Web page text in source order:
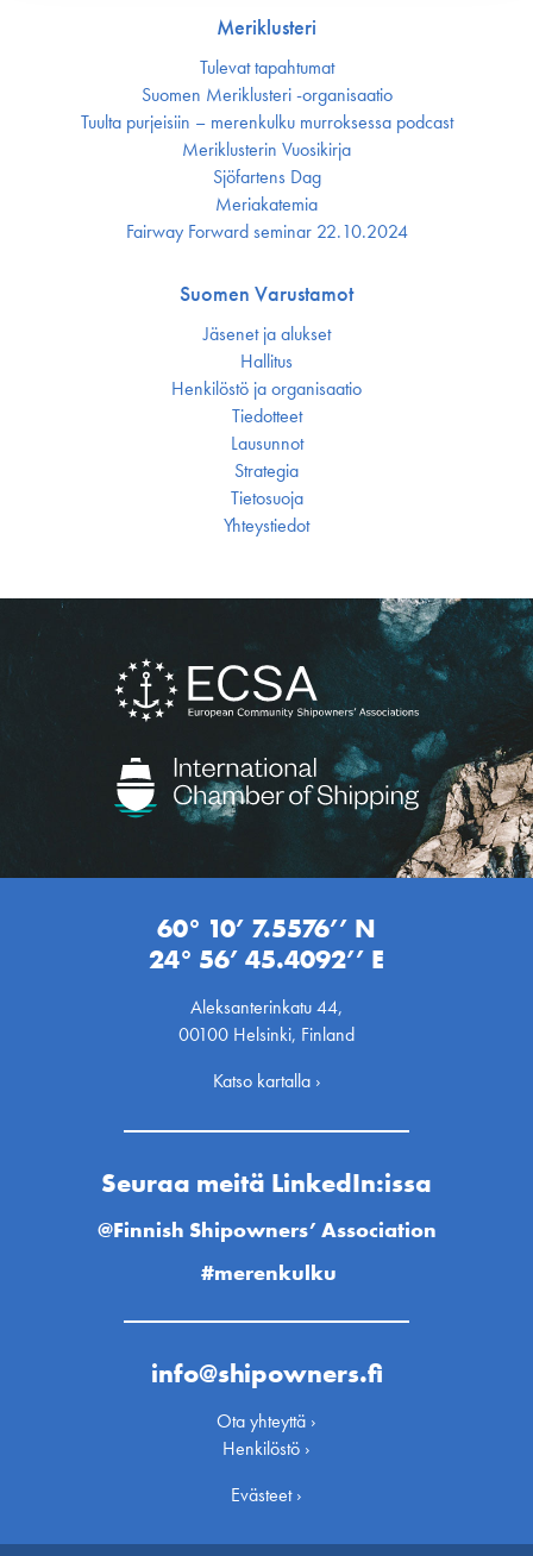
Meriklusteri
Tulevat tapahtumat
Suomen Meriklusteri -organisaatio
Tuulta purjeisiin – merenkulku murroksessa podcast
Meriklusterin Vuosikirja
Sjöfartens Dag
Meriakatemia
Fairway Forward seminar 22.10.2024
Suomen Varustamot
Jäsenet ja alukset
Hallitus
Henkilöstö ja organisaatio
Tiedotteet
Lausunnot
Strategia
Tietosuoja
Yhteystiedot
60° 10’ 7.5576’’ N
24° 56’ 45.4092’’ E
Aleksanterinkatu 44,
00100 Helsinki, Finland
Katso kartalla ›
Seuraa meitä LinkedIn:issa
@Finnish Shipowners’ Association
#merenkulku
info@shipowners.fi
Ota yhteyttä ›
Henkilöstö ›
Evästeet ›